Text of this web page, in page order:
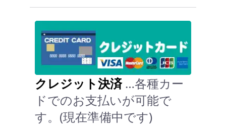
クレジット決済…各種カー
ドでのお支払いが可能で
す。(現在準備中です)